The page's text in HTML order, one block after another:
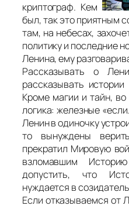
криптограф. Кем
был, так это приятным
там, на небесах,
политику и последние
Ленина, ему
Рассказывать о
рассказывать
Кроме магии и тайн, во
логика: железные
Ленин в одиночку
то вынуждены
прекратил Мировую
взломавшим
допустить, что
нуждается в
Если отказываемся от